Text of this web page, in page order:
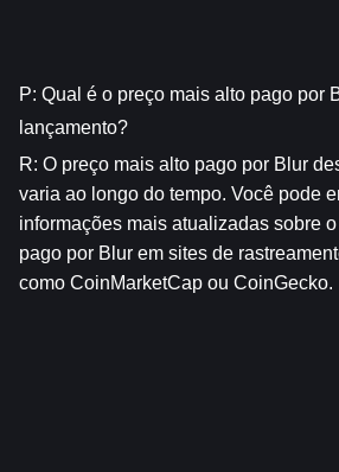
P: Qual é o preço mais alto pago por
lançamento?
R: O preço mais alto pago por Blur
varia ao longo do tempo. Você pode
informações mais atualizadas sobre
pago por Blur em sites de
como CoinMarketCap ou CoinGecko.